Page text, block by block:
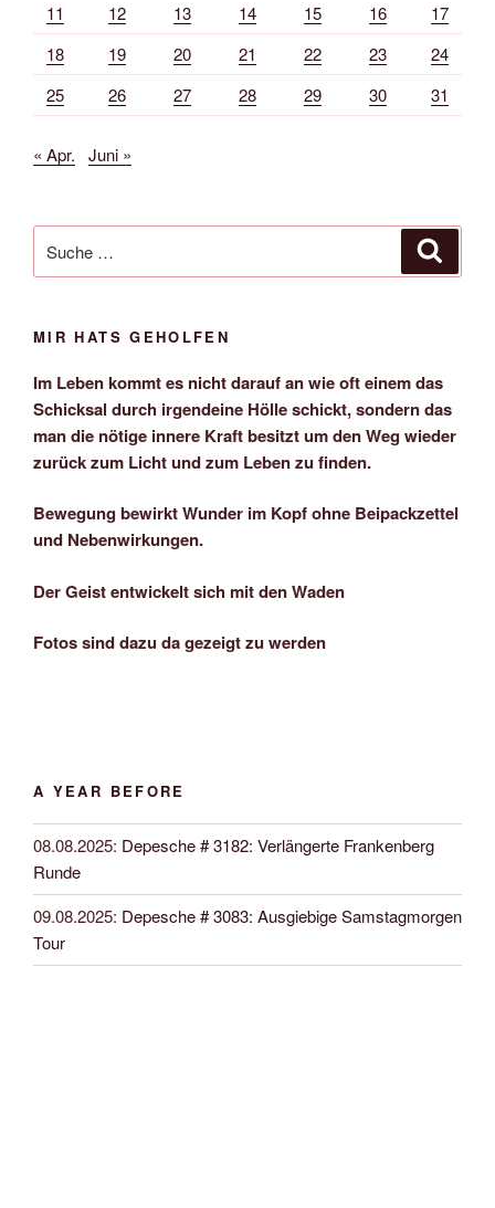
11
12 13 14 15 16
17
18
19 20 21 22 23
24
25
26 27 28 29 30 31
« Apr. Juni »
nach:
MIR HATS GEHOLFEN
Im Leben kommt es nicht darauf an wie oft einem das
Schicksal durch irgendeine Hölle schickt, sondern das
man die nötige innere Kraft besitzt um den Weg wieder
zurück zum Licht und zum Leben zu finden.
Bewegung bewirkt Wunder im Kopf ohne Beipackzettel
und Nebenwirkungen.
Der Geist entwickelt sich mit den Waden
Fotos sind dazu da gezeigt zu werden
A YEAR BEFORE
08.08.2025: Depesche # 3182: Verlängerte Frankenberg
Runde
09.08.2025: Depesche # 3083: Ausgiebige Samstagmorgen
Tour